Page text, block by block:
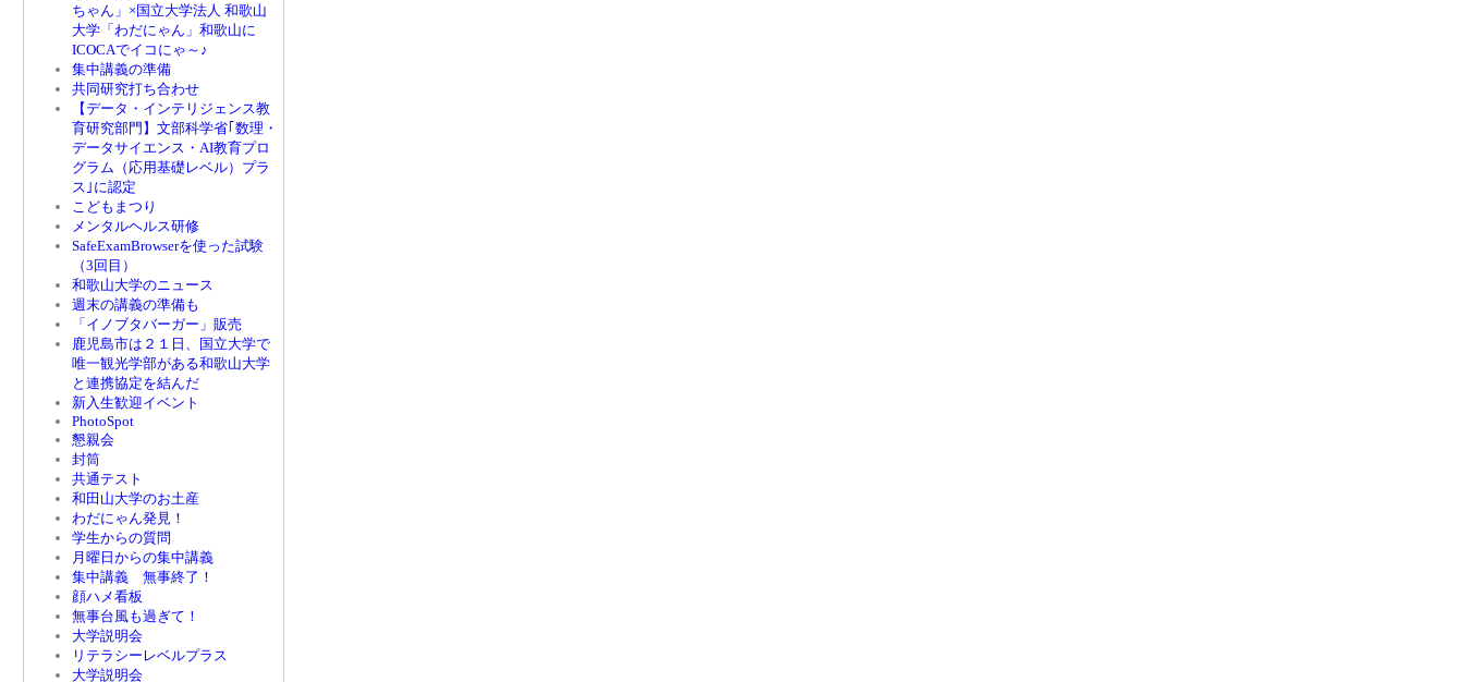
ちゃん」×国立大学法人 和歌山
大学「わだにゃん」和歌山に
ICOCAでイコにゃ～♪
集中講義の準備
共同研究打ち合わせ
【データ・インテリジェンス教
育研究部門】文部科学省｢数理・
データサイエンス・AI教育プロ
グラム（応用基礎レベル）プラ
ス｣に認定
こどもまつり
メンタルヘルス研修
SafeExamBrowserを使った試験
（3回目）
和歌山大学のニュース
週末の講義の準備も
「イノブタバーガー」販売
鹿児島市は２１日、国立大学で
唯一観光学部がある和歌山大学
と連携協定を結んだ
新入生歓迎イベント
PhotoSpot
懇親会
封筒
共通テスト
和田山大学のお土産
わだにゃん発見！
学生からの質問
月曜日からの集中講義
集中講義 無事終了！
顔ハメ看板
無事台風も過ぎて！
大学説明会
リテラシーレベルプラス
大学説明会